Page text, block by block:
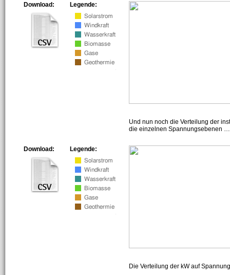
Legende:
Download:
Und nun noch die Verteilung der
die einzelnen Spannungsebenen
Legende:
Download:
Die Verteilung der kW auf